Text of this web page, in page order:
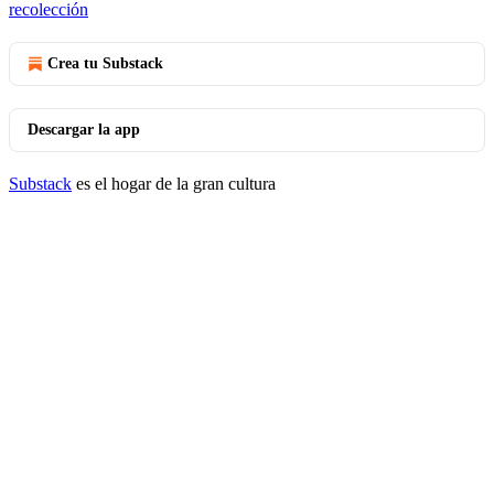
recolección
Crea tu Substack
Descargar la app
Substack es el hogar de la gran cultura